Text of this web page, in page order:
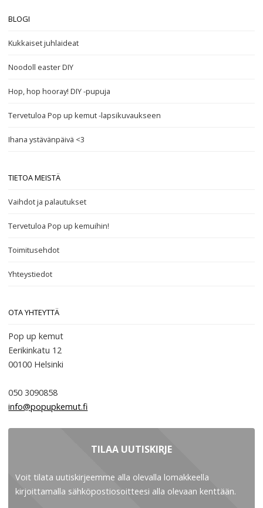
BLOGI
Kukkaiset juhlaideat
Noodoll easter DIY
Hop, hop hooray! DIY -pupuja
Tervetuloa Pop up kemut -lapsikuvaukseen
Ihana ystävänpäivä <3
TIETOA MEISTÄ
Vaihdot ja palautukset
Tervetuloa Pop up kemuihin!
Toimitusehdot
Yhteystiedot
OTA YHTEYTTÄ
Pop up kemut
Eerikinkatu 12
00100 Helsinki
050 3090858
info@popupkemut.fi
TILAA UUTISKIRJE
Voit tilata uutiskirjeemme alla olevalla lomakkeella
kirjoittamalla sähköpostiosoitteesi alla olevaan kenttään.